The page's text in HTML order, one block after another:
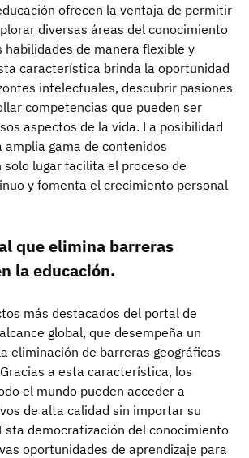
ofrecen la ventaja de permitir
diversas áreas del conocimiento
habilidades de manera flexible y
característica brinda la oportunidad
intelectuales, descubrir pasiones
competencias que pueden ser
aspectos de la vida. La posibilidad
amplia gama de contenidos
solo lugar facilita el proceso de
y fomenta el crecimiento personal
que elimina barreras
la educación.
más destacados del portal de
global, que desempeña un
eliminación de barreras geográficas
a esta característica, los
el mundo pueden acceder a
de alta calidad sin importar su
democratización del conocimiento
oportunidades de aprendizaje para